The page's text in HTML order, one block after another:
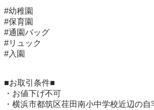
#幼稚園
#保育園
#通園バッグ
#リュック
#入園
■お取引条件■
・お値下げ不可
・横浜市都筑区荏田南小中学校近辺の